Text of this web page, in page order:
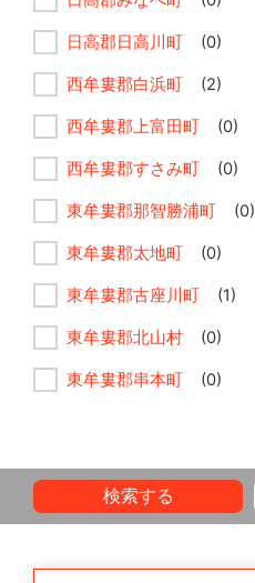
日高郡日高川町 (0)
西牟婁郡白浜町 (2)
西牟婁郡上富田町 (0)
西牟婁郡すさみ町 (0)
東牟婁郡那智勝浦町 (0)
東牟婁郡太地町 (0)
東牟婁郡古座川町 (1)
東牟婁郡北山村 (0)
東牟婁郡串本町 (0)
検索する